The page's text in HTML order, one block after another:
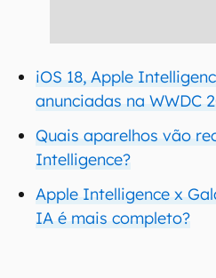
iOS 18, Apple
anunciadas na WWDC
Quais aparelhos vão
Intelligence?
Apple Intelligence x
IA é mais completo?